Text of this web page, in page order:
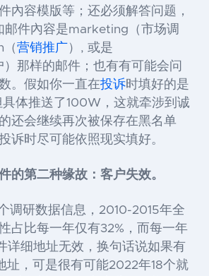
內容模版等；还必须解答问题，
邮件內容是marketing （市场调
（营销推广） , 或是
）那样的邮件；也有有可能会问
。假如你一直在投诉时填好的是
具体推送了100W ，这就牵涉到诚
还会继续再次被保存在黑名单
诉时尽可能依照现实填好。
的第二种缘故：客户失效。
调研数据信息， 2010-2015年全
占比每一年仅有32% ，而每一年
详细地址无效，换句话说如果有
址，可是很有可能2022年18个就